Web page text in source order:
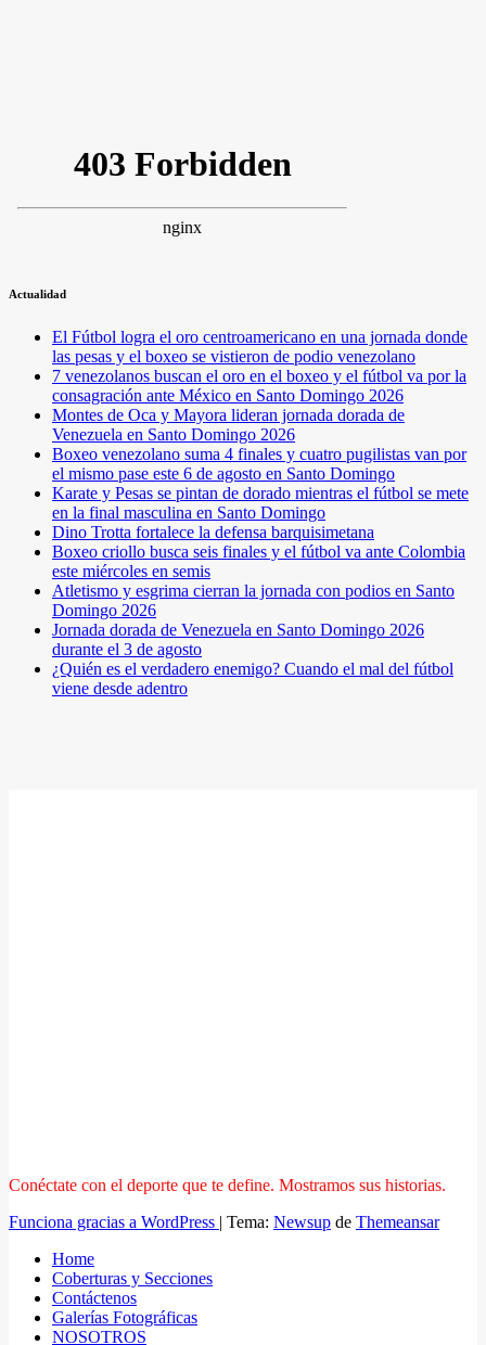
Actualidad
El Fútbol logra el oro centroamericano en una jornada donde
las pesas y el boxeo se vistieron de podio venezolano
7 venezolanos buscan el oro en el boxeo y el fútbol va por la
consagración ante México en Santo Domingo 2026
Montes de Oca y Mayora lideran jornada dorada de
Venezuela en Santo Domingo 2026
Boxeo venezolano suma 4 finales y cuatro pugilistas van por
el mismo pase este 6 de agosto en Santo Domingo
Karate y Pesas se pintan de dorado mientras el fútbol se mete
en la final masculina en Santo Domingo
Dino Trotta fortalece la defensa barquisimetana
Boxeo criollo busca seis finales y el fútbol va ante Colombia
este miércoles en semis
Atletismo y esgrima cierran la jornada con podios en Santo
Domingo 2026
Jornada dorada de Venezuela en Santo Domingo 2026
durante el 3 de agosto
¿Quién es el verdadero enemigo? Cuando el mal del fútbol
viene desde adentro
Conéctate con el deporte que te define. Mostramos sus historias.
Funciona gracias a WordPress | Tema: Newsup de Themeansar
Home
Coberturas y Secciones
Contáctenos
Galerías Fotográficas
NOSOTROS